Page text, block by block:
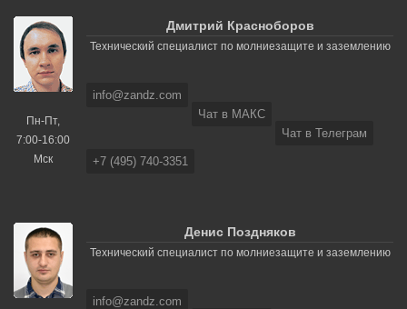
Пн-Пт,
7:00-16:00
Мск
Дмитрий Красноборов
Технический специалист по молниезащите и заземлению
info@zandz.com
Чат в МАКС
Чат в Телеграм
+7 (495) 740-3351
Денис Поздняков
Технический специалист по молниезащите и заземлению
info@zandz.com